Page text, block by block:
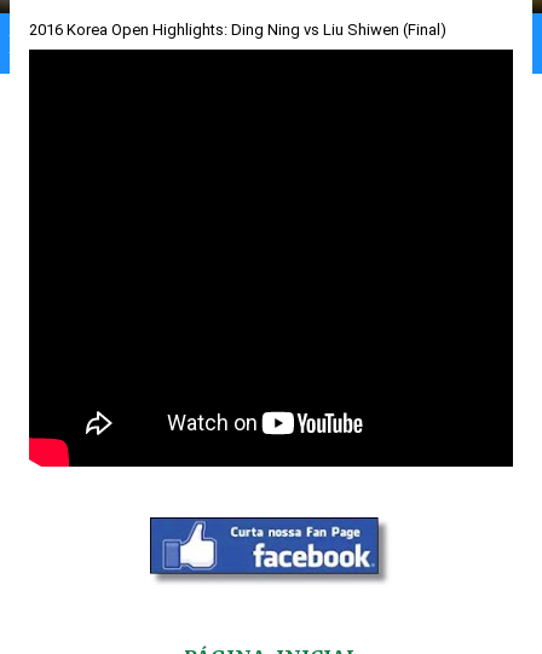
Home Limeira Gran Ranking
2016 Korea Open Highlights: Ding Ning vs Liu Shiwen (Final)